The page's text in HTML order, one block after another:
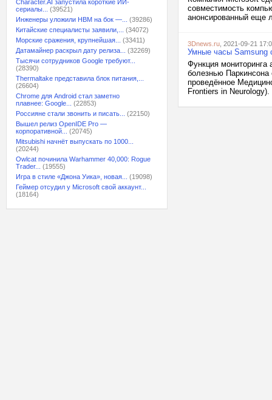
Character.AI запустила короткие ИИ-
сериалы...
(39521)
Инженеры уложили HBM на бок —...
(39286)
Китайские специалисты заявили,...
(34072)
Морские сражения, крупнейшая...
(33411)
Датамайнер раскрыл дату релиза...
(32269)
Тысячи сотрудников Google требуют...
(28390)
Thermaltake представила блок питания,...
(26604)
Chrome для Android стал заметно
плавнее: Google...
(22853)
Россияне стали звонить и писать...
(22150)
Вышел релиз OpenIDE Pro —
корпоративной...
(20745)
Mitsubishi начнёт выпускать по 1000...
(20244)
Owlcat починила Warhammer 40,000: Rogue
Trader...
(19555)
Игра в стиле «Джона Уика», новая...
(19098)
Геймер отсудил у Microsoft свой аккаунт...
(18164)
совместимость
анонсированный еще
3Dnews.ru , 2021-09-21
Умные часы Samsung
Функция мониторинга
болезнью Паркинсона
проведённое
Frontiers in